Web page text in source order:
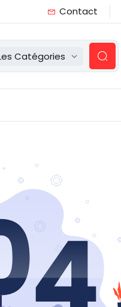
Contact
Catégories